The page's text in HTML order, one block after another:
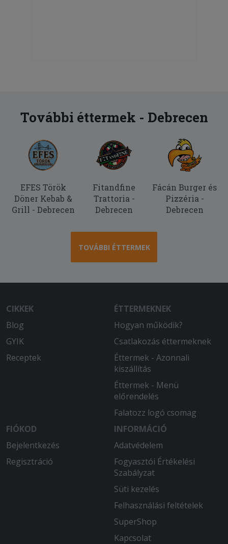
További éttermek - Debrecen
EFES Török
Döner Kebab &
Grill - Debrecen
Fitandfine
Trattoria -
Debrecen
Fácán Burger és
Pizzéria -
Debrecen
TOVÁBBI ÉTTERMEK
CIKKEK
Blog
GYIK
Receptek
ÉTTERMEKNEK
Hogyan működik?
Csatlakozás éttermeknek
Éttermek - Azonnali
kiszállítás
Éttermek - Menü
előrendelés
Falatozz logó csomag
FIÓKOD
Bejelentkezés
Regisztráció
INFORMÁCIÓ
Adatvédelem
Fogyasztói Értékelési
Szabályzat
Süti kezelés
Felhasználási feltételek
SuperShop
Kapcsolat